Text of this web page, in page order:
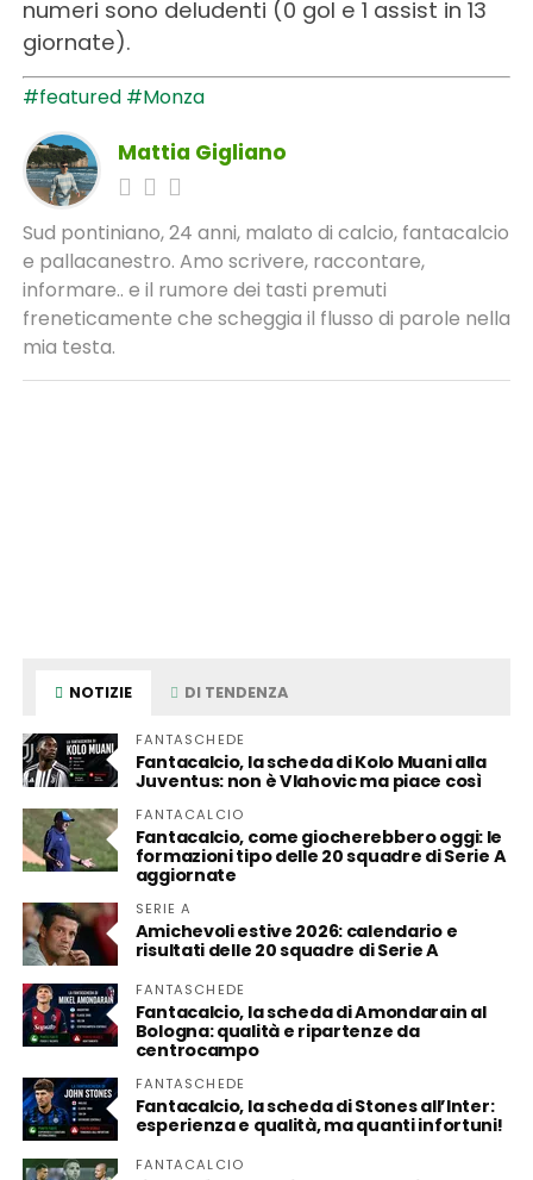
numeri sono deludenti (0 gol e 1 assist in 13
giornate).
#featured #Monza
Mattia Gigliano
Sud pontiniano, 24 anni, malato di calcio, fantacalcio
e pallacanestro. Amo scrivere, raccontare,
informare.. e il rumore dei tasti premuti
freneticamente che scheggia il flusso di parole nella
mia testa.
NOTIZIE DI TENDENZA
FANTASCHEDE
Fantacalcio, la scheda di Kolo Muani alla
Juventus: non è Vlahovic ma piace così
FANTACALCIO
Fantacalcio, come giocherebbero oggi: le
formazioni tipo delle 20 squadre di Serie A
aggiornate
SERIE A
Amichevoli estive 2026: calendario e
risultati delle 20 squadre di Serie A
FANTASCHEDE
Fantacalcio, la scheda di Amondarain al
Bologna: qualità e ripartenze da
centrocampo
FANTASCHEDE
Fantacalcio, la scheda di Stones all’Inter:
esperienza e qualità, ma quanti infortuni!
FANTACALCIO